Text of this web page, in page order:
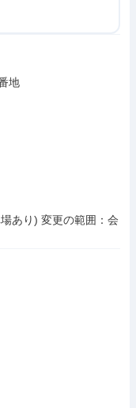
地
あり) 変更の範囲：会